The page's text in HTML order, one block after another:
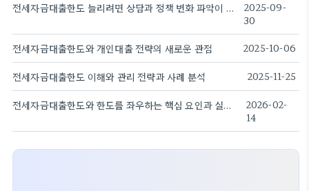
전세자금대출한도 늘리려면 상담과 정책 변화 파악이 필수
2025-09-
30
전세자금대출한도와 개인대출 전략의 새로운 관점 2025-10-06
전세자금대출한도 이해와 관리 전략과 사례 분석 2025-11-25
전세자금대출한도와 한도를 좌우하는 핵심 요인과 실전 팁
2026-02-
14